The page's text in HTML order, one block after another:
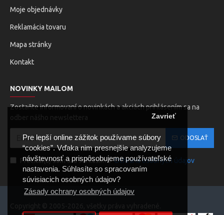
Pre lepší online zážitok používame súbory
“cookies”. Vďaka nim presnejšie analyzujeme
návštevnosť a prispôsobujeme používateľské
nastavenia. Súhlasíte so spracovaním
súvisiacich osobných údajov?
Zásady ochrany osobných údajov
Zavrieť
Moje objednávky
Reklamácia tovaru
Mapa stránky
Kontakt
NOVINKY MAILOM
Zostaňte informovaní o novinkách a akciách prihlásením sa na
ODOSLAŤ
Prečítal(a) som si a súhlasím sOchrana osobných údajov